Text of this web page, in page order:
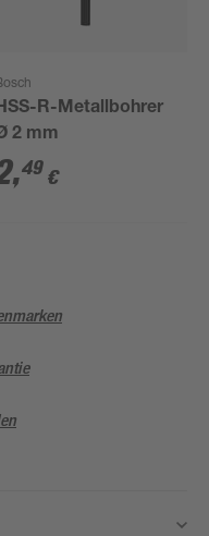
R-Metallbohrer
2 mm
,49 €